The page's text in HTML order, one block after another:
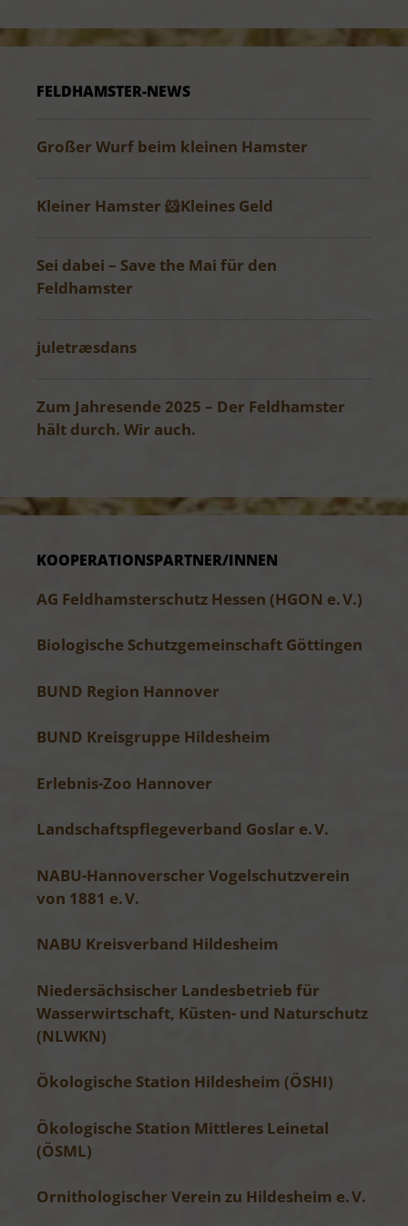
FELDHAMSTER-NEWS
Großer Wurf beim kleinen Hamster
Kleiner Hamster 🐹Kleines Geld
Sei dabei – Save the Mai für den
Feldhamster
juletræsdans
Zum Jahresende 2025 – Der Feldhamster
hält durch. Wir auch.
KOOPERATIONS­PARTNER/INNEN
AG Feldhamsterschutz Hessen (HGON e. V.)
Biologische Schutzgemeinschaft Göttingen
BUND Region Hannover
BUND Kreisgruppe Hildesheim
Erlebnis-Zoo Hannover
Landschaftspflegeverband Goslar e. V.
NABU-Hannoverscher Vogelschutzverein
von 1881 e. V.
NABU Kreisverband Hildesheim
Niedersächsischer Landesbetrieb für
Wasserwirtschaft, Küsten- und Naturschutz
(NLWKN)
Ökologische Station Hildesheim (ÖSHI)
Ökologische Station Mittleres Leinetal
(ÖSML)
Ornithologischer Verein zu Hildesheim e. V.